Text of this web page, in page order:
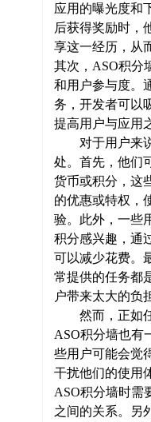
应用的曝光度和
后获得奖励时，
享这一经历，从
其次，ASO积分
和用户参与度。
务，开发者可以
提高用户与应用
对于用户来说
处。首先，他们
货币或积分，这
的优惠或特权，
验。此外，一些
积分感兴趣，通
可以减少花费。
常提供的任务都
户带来太大的负
然而，正如任
ASO积分墙也有
些用户可能会觉
干扰他们的使用
ASO积分墙时需
之间的关系。另